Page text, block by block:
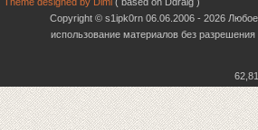
Copyright © s1ipk0rn 06.06.2006 - 2026
использование материалов без